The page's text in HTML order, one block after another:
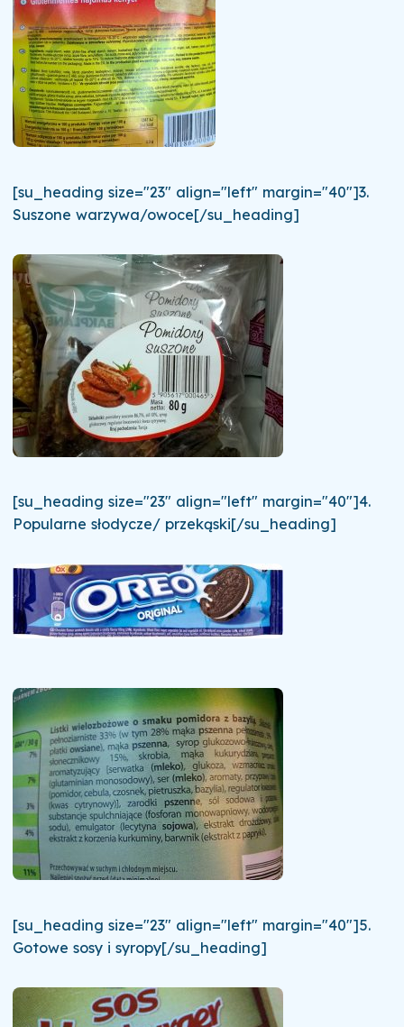
[su_heading size="23" align="left" margin="40"]3.
Suszone warzywa/owoce[/su_heading]
[su_heading size="23" align="left" margin="40"]4.
Popularne słodycze/ przekąski[/su_heading]
[su_heading size="23" align="left" margin="40"]5.
Gotowe sosy i syropy[/su_heading]